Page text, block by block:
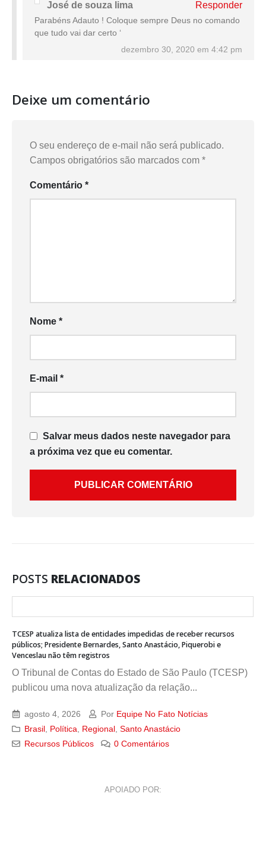
José de souza lima Responder
Parabéns Adauto ! Coloque sempre Deus no comando
que tudo vai dar certo ‘
dezembro 30, 2020 em 4:42 pm
Deixe um comentário
O seu endereço de e-mail não será publicado.
Campos obrigatórios são marcados com *
Comentário *
Nome *
E-mail *
Salvar meus dados neste navegador para
a próxima vez que eu comentar.
POSTS RELACIONADOS
TCESP atualiza lista de entidades impedidas de receber recursos
públicos; Presidente Bernardes, Santo Anastácio, Piquerobi e
Venceslau não têm registros
O Tribunal de Contas do Estado de São Paulo (TCESP)
publicou uma nova atualização da relação...
agosto 4, 2026 Por Equipe No Fato Notícias
Brasil Política Regional ,Santo Anastácio
Recursos Públicos
0 Comentários
APOIADO POR: